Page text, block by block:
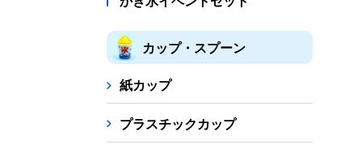
カップ・スプーン
紙カップ
プラスチックカップ